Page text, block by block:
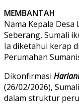
MEMBANTAH
Nama Kepala
Seberang, Sumali
Ia diketahui kerap
Perumahan
Dikonfirmasi
(26/02/2026),
dalam struktur